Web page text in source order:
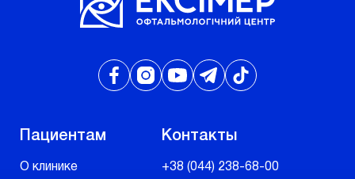
Пациентам
О клинике
Контакты
+38 (044) 238-68-00